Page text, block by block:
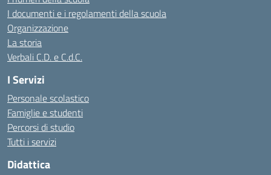
I documenti e i regolamenti della scuola
Organizzazione
La storia
Verbali C.D. e C.d.C.
I Servizi
Personale scolastico
Famiglie e studenti
Percorsi di studio
Tutti i servizi
Didattica